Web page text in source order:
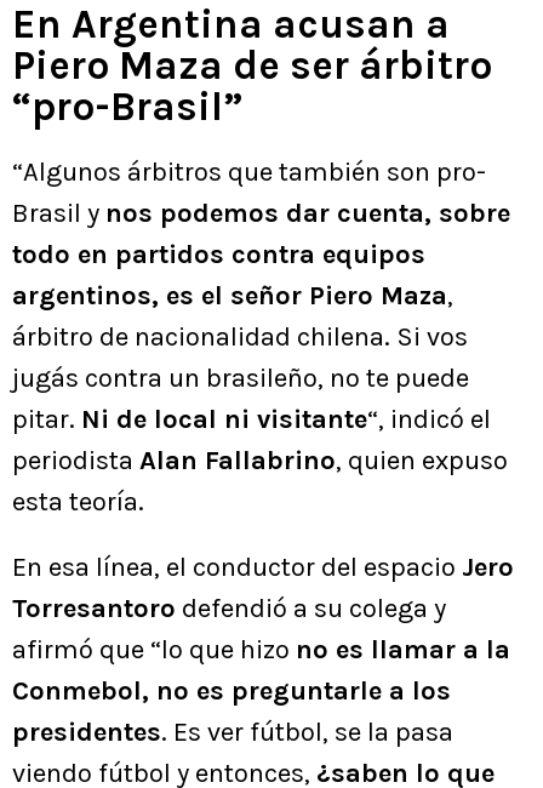
En Argentina acusan a
Piero Maza de ser árbitro
“pro-Brasil”
“Algunos árbitros que también son pro-
Brasil y nos podemos dar cuenta, sobre
todo en partidos contra equipos
argentinos, es el señor Piero Maza,
árbitro de nacionalidad chilena. Si vos
jugás contra un brasileño, no te puede
pitar. Ni de local ni visitante“, indicó el
periodista Alan Fallabrino, quien expuso
esta teoría.
En esa línea, el conductor del espacio Jero
Torresantoro defendió a su colega y
afirmó que “lo que hizo no es llamar a la
Conmebol, no es preguntarle a los
presidentes. Es ver fútbol, se la pasa
viendo fútbol y entonces, ¿saben lo que